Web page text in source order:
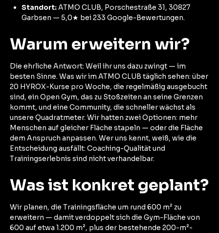
Standort:ATMO CLUB, Porschestraße 31, 30827
Garbsen — 5,0★ bei 233 Google-Bewertungen.
Warum erweitern wir?
Die ehrliche Antwort: Weil ihr uns dazu zwingt — im
besten Sinne. Was wir im ATMO CLUB täglich sehen: über
20 HYROX-Kurse pro Woche, die regelmäßig ausgebucht
sind, ein Open Gym, das zu Stoßzeiten an seine Grenzen
kommt, und eine Community, die schneller wächst als
unsere Quadratmeter. Wir hatten zwei Optionen: mehr
Menschen auf gleicher Fläche stapeln — oder die Fläche
dem Anspruch anpassen. Wer uns kennt, weiß, wie die
Entscheidung ausfällt: Coaching-Qualität und
Trainingserlebnis sind nicht verhandelbar.
Was ist konkret geplant?
Wir planen, die Trainingsfläche um rund 600 m² zu
erweitern — damit verdoppelt sich die Gym-Fläche von
600 auf etwa 1.200 m², plus der bestehende 200-m²-